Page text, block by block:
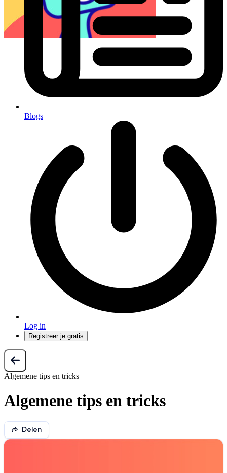
Blogs
Log in
Registreer je gratis
Algemene tips en tricks
Algemene tips en tricks
Delen